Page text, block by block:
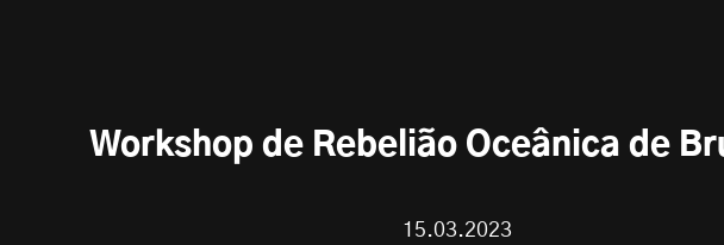
Workshop de Rebelião Oceânica de
15.03.2023